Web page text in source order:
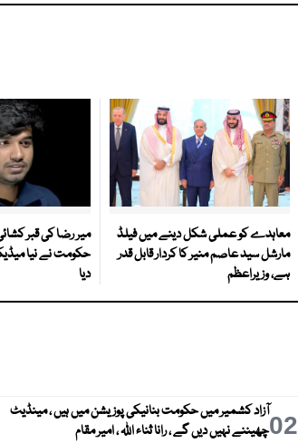
معاہدے کو عملی شکل دینے میں فیلڈ
مارشل سید عاصم منیر کا کردار قابل قدر
ہے، وزیراعظم
میر رضا کی قبر
حکومت نے نیا
دیا
02آزاد کشمیر میں حکومت بنانیکی پوزیشن میں ہیں ، مینڈیٹ
چھیننے نہیں دیں گے ، رانا ثناء اللہ ، امیر مقام